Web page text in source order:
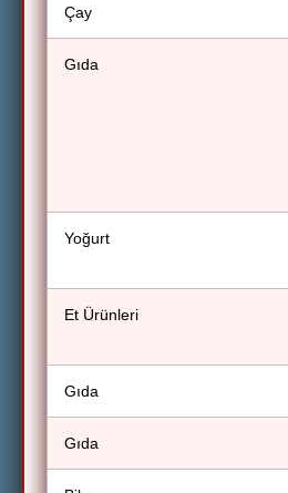
Çay
Gıda
Yoğurt
Et Ürünleri
Gıda
Gıda